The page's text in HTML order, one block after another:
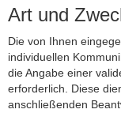
Art und
Die von Ihnen
individuellen
die Angabe einer
erforderlich. Diese
anschließenden